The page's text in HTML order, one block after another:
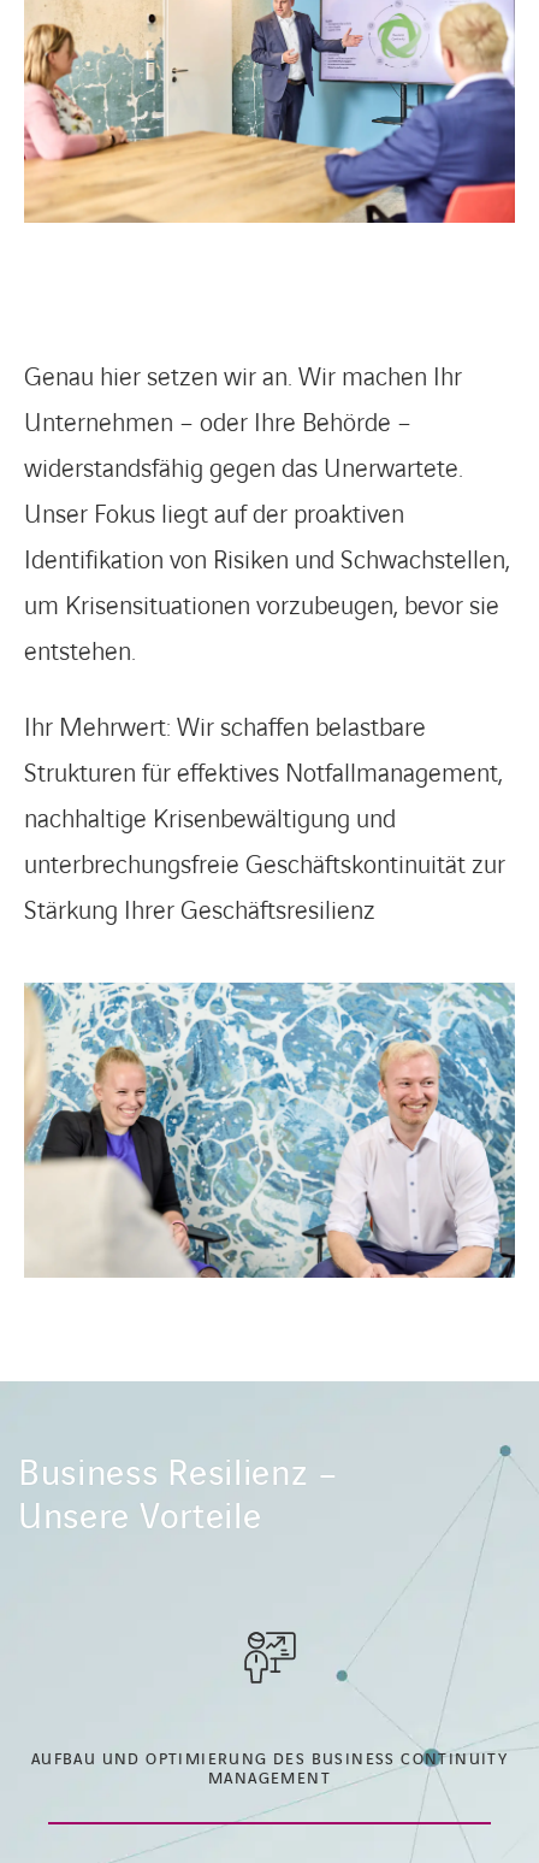
Genau hier setzen wir an. Wir machen Ihr
Unternehmen – oder Ihre Behörde –
widerstandsfähig gegen das Unerwartete.
Unser Fokus liegt auf der proaktiven
Identifikation von Risiken und Schwachstellen,
um Krisensituationen vorzubeugen, bevor sie
entstehen.
Ihr Mehrwert: Wir schaffen belastbare
Strukturen für effektives Notfallmanagement,
nachhaltige Krisenbewältigung und
unterbrechungsfreie Geschäftskontinuität zur
Stärkung Ihrer Geschäftsresilienz
Business Resilienz –
Unsere Vorteile
AUFBAU UND OPTIMIERUNG DES BUSINESS CONTINUITY
MANAGEMENT